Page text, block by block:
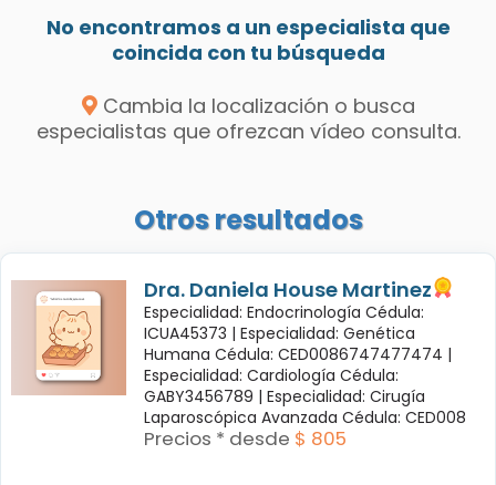
No encontramos a un especialista que
coincida con tu búsqueda
Cambia la localización o busca
especialistas que ofrezcan vídeo consulta.
Otros resultados
Dra. Daniela House Martinez
Especialidad: Endocrinología Cédula:
ICUA45373 | Especialidad: Genética
Humana Cédula: CED0086747477474 |
Especialidad: Cardiología Cédula:
GABY3456789 | Especialidad: Cirugía
Laparoscópica Avanzada Cédula: CED008
Precios * desde $ 805